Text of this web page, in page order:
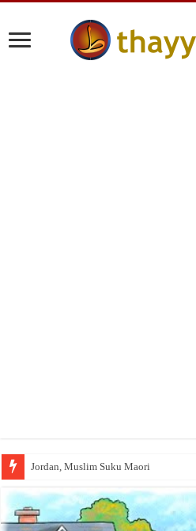
Jordan, Muslim Suku Maori